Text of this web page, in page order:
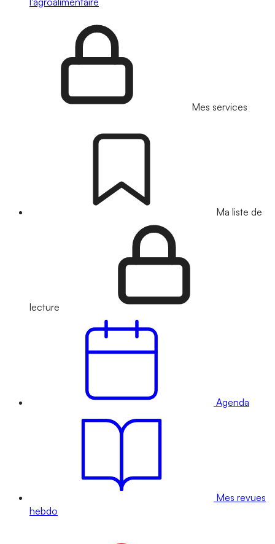
Mes services
Ma liste de
lecture
Agenda
Mes revues
hebdo